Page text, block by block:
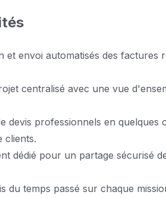
et envoi automatisés des
centralisé avec une vue
devis professionnels en
clients.
dédié pour un partage sécurisé
du temps passé sur chaque